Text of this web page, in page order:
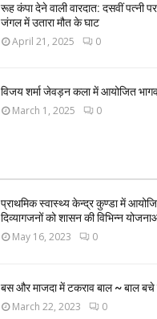
रूह कंपा देने वाली वारदात: दसवीं पत्नी
जंगल में उतारा मौत के घाट
April 21, 2025 0
विजय शर्मा जेवड़न कला में आयोजित
March 1, 2025 0
प्राथमिक स्वास्थ्य केन्द्र कुण्डा में
दिव्यागजनों को शासन की विभिन्न
May 16, 2023 0
बस और माजदा में टकराव बाल ~ बाल बचे
March 22, 2023 0